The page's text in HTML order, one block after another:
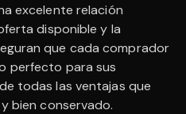
excelente relación
disponible y la
que cada comprador
perfecto para sus
todas las ventajas que
bien conservado.